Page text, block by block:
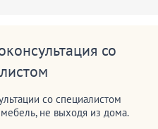
со
со специалистом
не выходя из дома.